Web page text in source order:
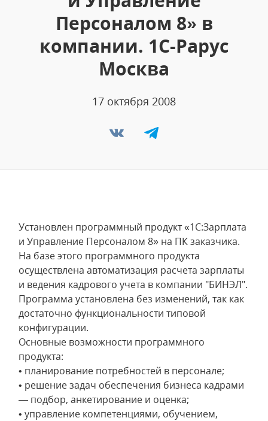
Персоналом 8» в
компании. 1С-Рарус
Москва
17 октября 2008
Установлен программный продукт «1С:Зарплата
и Управление Персоналом 8» на ПК заказчика.
На базе этого программного продукта
осуществлена автоматизация расчета зарплаты
и ведения кадрового учета в компании "БИНЭЛ".
Программа установлена без изменений, так как
достаточно функциональности типовой
конфигурации.
Основные возможности программного
продукта:
• планирование потребностей в персонале;
• решение задач обеспечения бизнеса кадрами
— подбор, анкетирование и оценка;
• управление компетенциями, обучением,